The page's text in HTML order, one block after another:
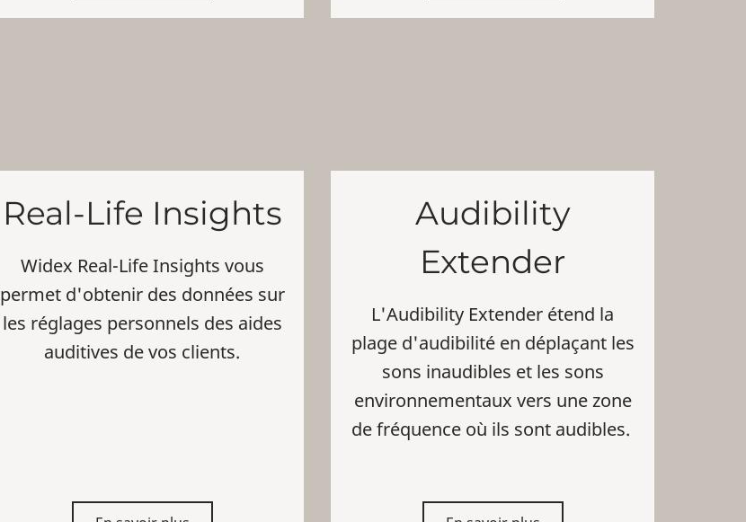
Real-Life Insights
Widex Real-Life Insights vous
permet d'obtenir des données sur
les réglages personnels des aides
auditives de vos clients.
Audibility
Extender
L'Audibility Extender étend la
plage d'audibilité en déplaçant les
sons inaudibles et les sons
environnementaux vers une zone
de fréquence où ils sont audibles.